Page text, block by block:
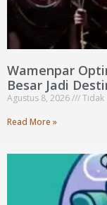
Wamenpar
Besar Jadi
Agustus 8, 2026
Tidak
Read More »